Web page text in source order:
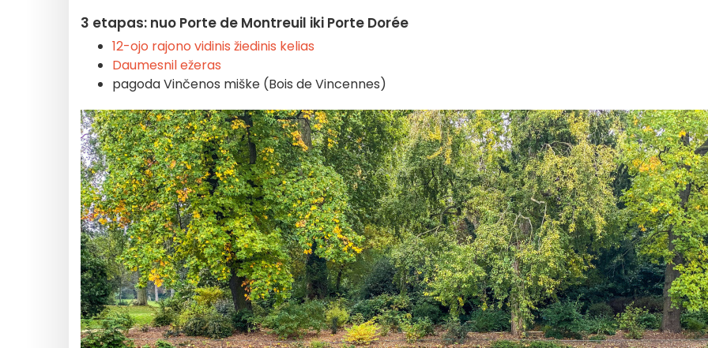
3 etapas: nuo Porte de Montreuil iki Porte Dorée
12-ojo rajono vidinis žiedinis kelias
Daumesnil ežeras
pagoda Vinčenos miške (Bois de Vincennes)